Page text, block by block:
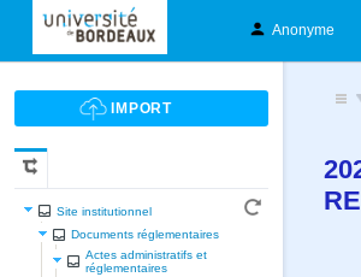
Anonyme
Site institutionnel
Documents réglementaires
Actes administratifs et
réglementaires